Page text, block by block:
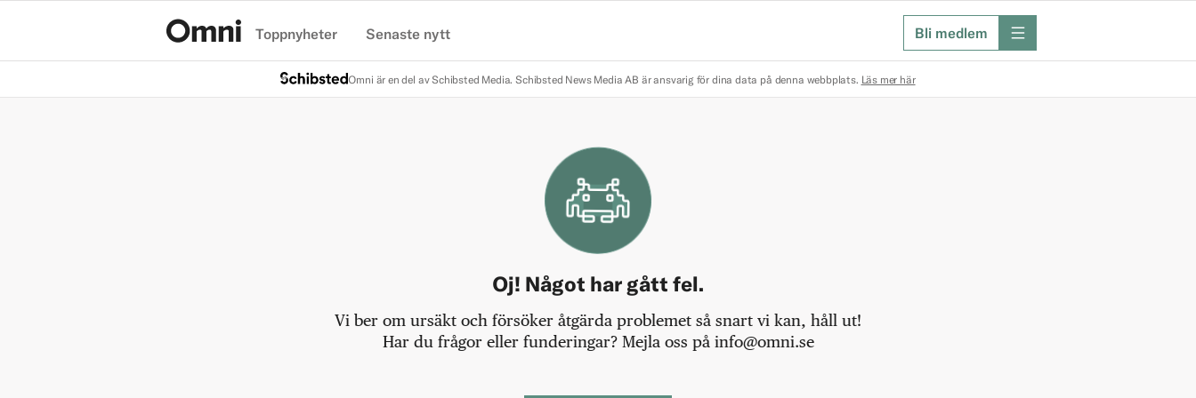
Toppnyheter Senaste nytt Bli medlem meny
Omni är en del av Schibsted Media. Schibsted News Media AB är ansvarig för dina data på denna webbplats. Läs mer här
Oj! Något har gått fel.
Vi ber om ursäkt och försöker åtgärda problemet så snart vi kan, håll ut!
Har du frågor eller funderingar? Mejla oss på info@omni.se